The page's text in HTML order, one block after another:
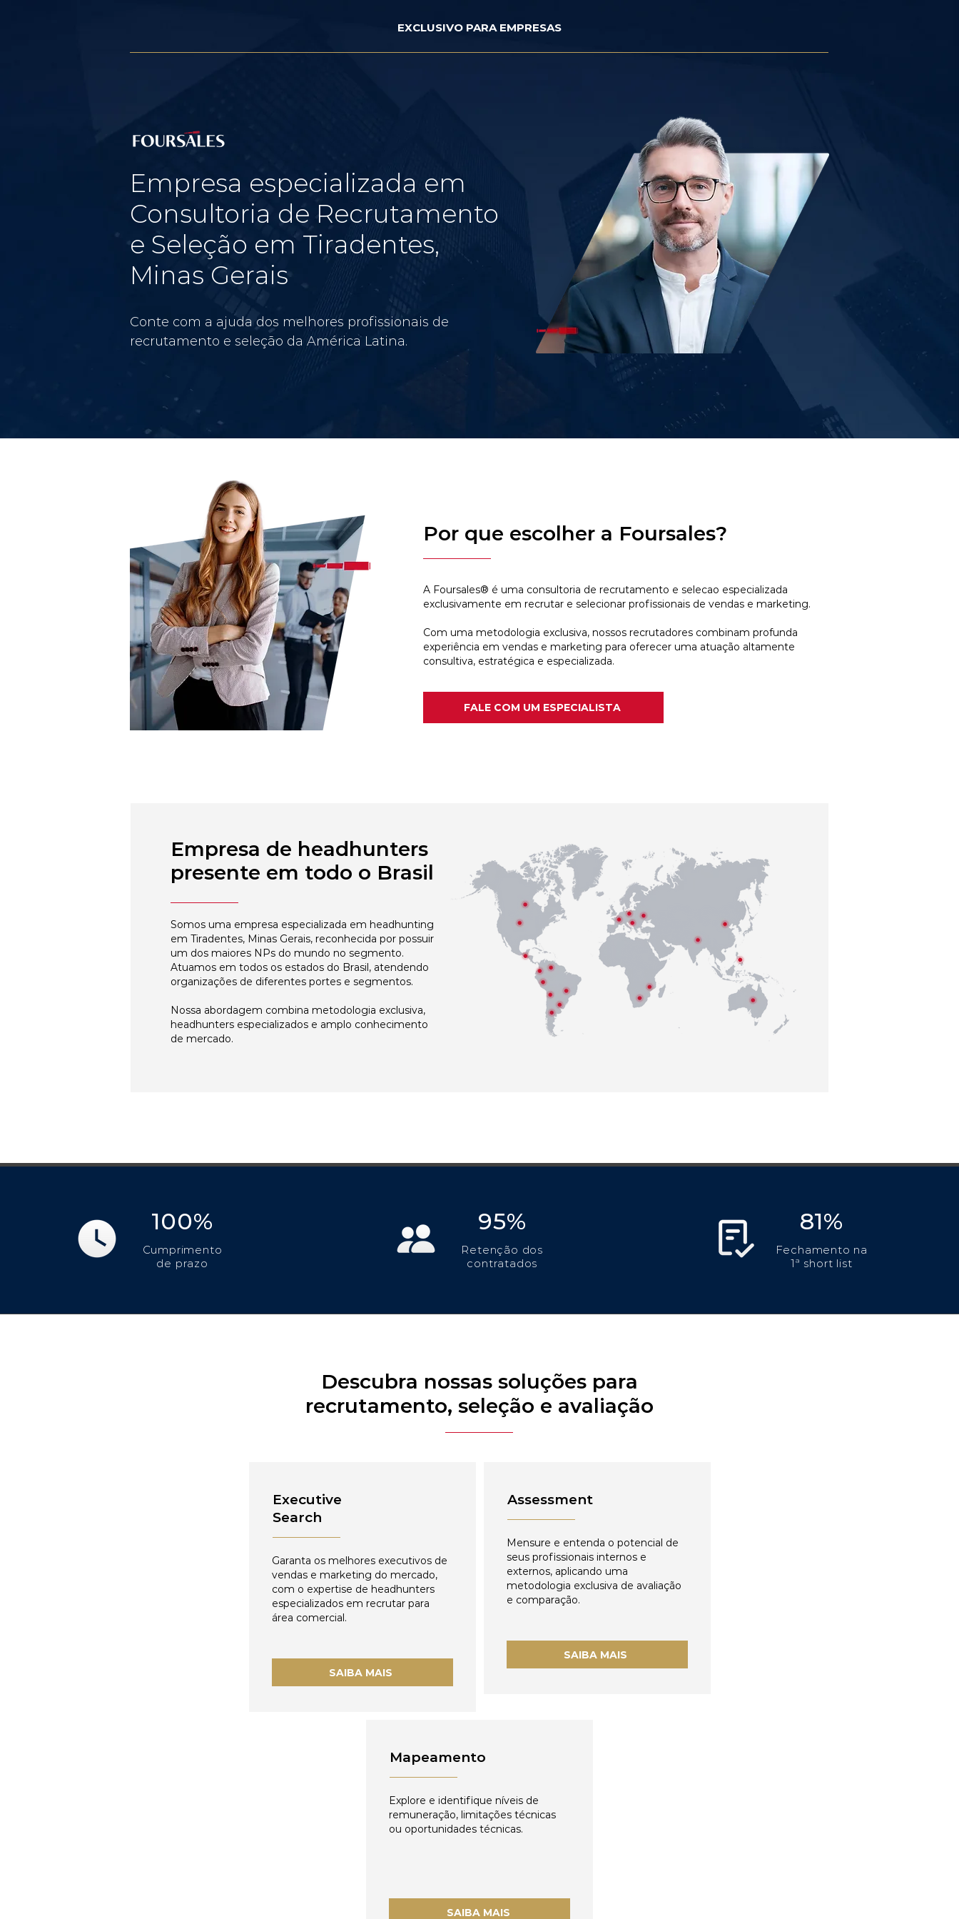
EXCLUSIVO PARA EMPRESAS
Empresa especializada em
Consultoria de Recrutamento
e Seleção em Tiradentes,
Minas Gerais
Conte com a ajuda dos melhores profissionais de
recrutamento e seleção da América Latina.
Por que escolher a Foursales?
A Foursales® é uma consultoria de recrutamento e selecao especializada
exclusivamente em recrutar e selecionar profissionais de vendas e marketing.
Com uma metodologia exclusiva, nossos recrutadores combinam profunda
experiência em vendas e marketing para oferecer uma atuação altamente
consultiva, estratégica e especializada.
FALE COM UM ESPECIALISTA
Empresa de headhunters
presente em todo o Brasil
Somos uma empresa especializada em headhunting
em Tiradentes, Minas Gerais, reconhecida por possuir
um dos maiores NPs do mundo no segmento.
Atuamos em todos os estados do Brasil, atendendo
organizações de diferentes portes e segmentos.
Nossa abordagem combina metodologia exclusiva,
headhunters especializados e amplo conhecimento
de mercado.
100%
Cumprimento
de prazo
95%
Retenção dos
contratados
81%
Fechamento na
1ª short list
Descubra nossas soluções para
recrutamento, seleção e avaliação
Executive
Search
Garanta os melhores executivos de
vendas e marketing do mercado,
com o expertise de headhunters
especializados em recrutar para
área comercial.
SAIBA MAIS
Assessment
Mensure e entenda o potencial de
seus profissionais internos e
externos, aplicando uma
metodologia exclusiva de avaliação
e comparação.
SAIBA MAIS
Mapeamento
Explore e identifique níveis de
remuneração, limitações técnicas
ou oportunidades técnicas.
SAIBA MAIS